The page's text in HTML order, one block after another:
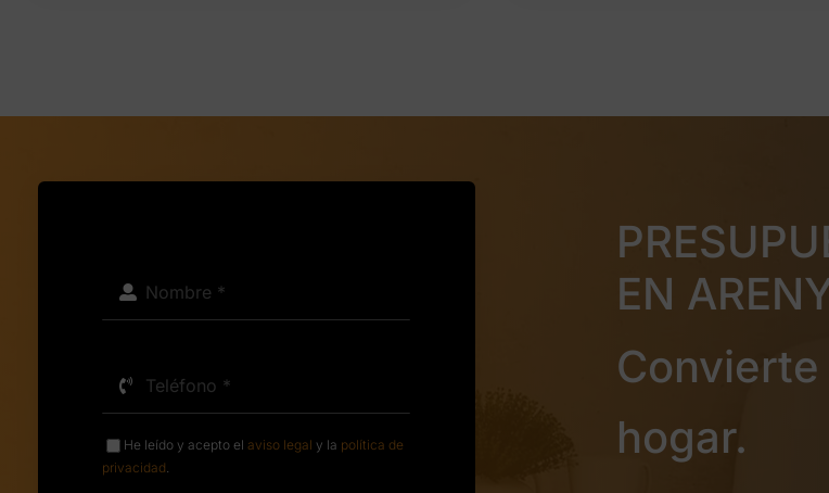
He leído y acepto elaviso legal y la política de
privacidad.
EN
hogar.